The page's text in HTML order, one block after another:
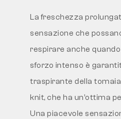
La freschezza
sensazione che
respirare anche
sforzo intenso è
traspirante della tomaia
knit, che ha un’ottima
Una piacevole